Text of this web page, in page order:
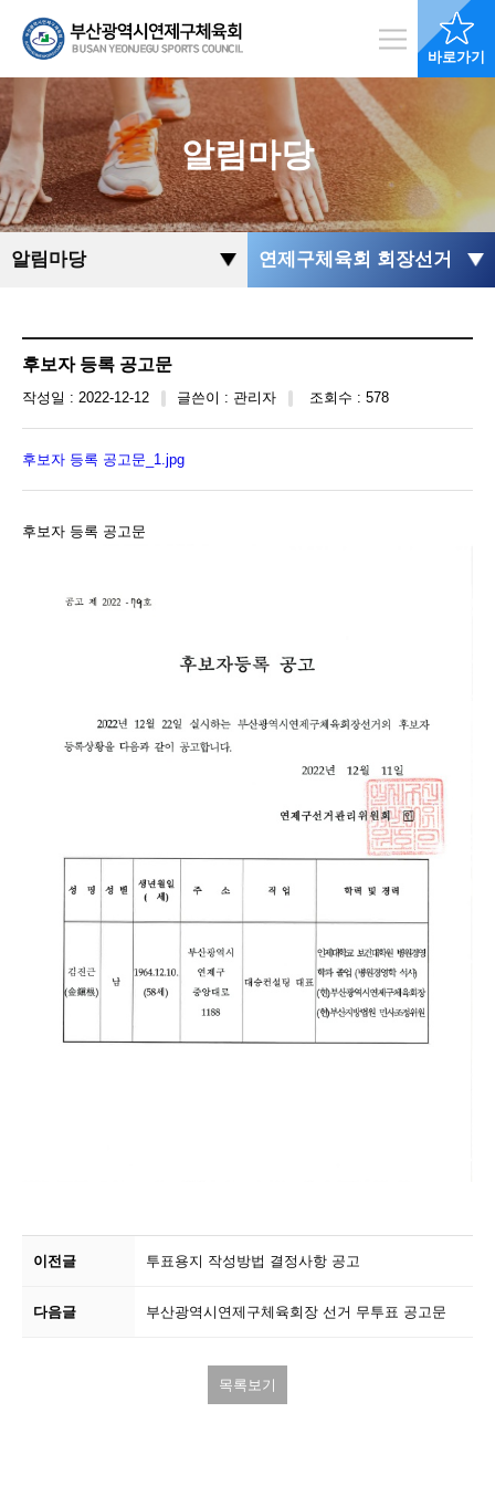
바로가기
알림마당
알림마당 연제구체육회 회장선거
후보자 등록 공고문
작성일 : 2022-12-12 글쓴이 : 관리자 조회수 : 578
후보자 등록 공고문_1.jpg
후보자 등록 공고문
이전글 투표용지 작성방법 결정사항 공고
다음글 부산광역시연제구체육회장 선거 무투표 공고문
목록보기